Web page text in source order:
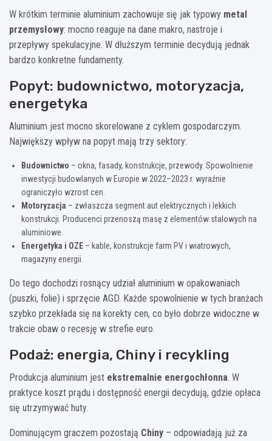
W krótkim terminie aluminium zachowuje się jak typowy metal
przemysłowy: mocno reaguje na dane makro, nastroje i
przepływy spekulacyjne. W dłuższym terminie decydują jednak
bardzo konkretne fundamenty.
Popyt: budownictwo, motoryzacja,
energetyka
Aluminium jest mocno skorelowane z cyklem gospodarczym.
Największy wpływ na popyt mają trzy sektory:
Budownictwo – okna, fasady, konstrukcje, przewody. Spowolnienie
inwestycji budowlanych w Europie w 2022–2023 r. wyraźnie
ograniczyło wzrost cen.
Motoryzacja – zwłaszcza segment aut elektrycznych i lekkich
konstrukcji. Producenci przenoszą masę z elementów stalowych na
aluminiowe.
Energetyka i OZE – kable, konstrukcje farm PV i wiatrowych,
magazyny energii.
Do tego dochodzi rosnący udział aluminium w opakowaniach
(puszki, folie) i sprzęcie AGD. Każde spowolnienie w tych branżach
szybko przekłada się na korekty cen, co było dobrze widoczne w
trakcie obaw o recesję w strefie euro.
Podaż: energia, Chiny i recykling
Produkcja aluminium jest ekstremalnie energochłonna. W
praktyce koszt prądu i dostępność energii decydują, gdzie opłaca
się utrzymywać huty.
Dominującym graczem pozostają Chiny – odpowiadają już za